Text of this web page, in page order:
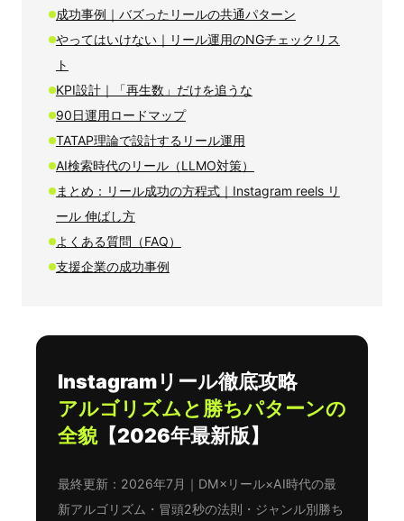
成功事例｜バズったリールの共通パターン
やってはいけない｜リール運用のNGチェックリス
ト
KPI設計｜「再生数」だけを追うな
90日運用ロードマップ
TATAP理論で設計するリール運用
AI検索時代のリール（LLMO対策）
まとめ：リール成功の方程式｜Instagram reels リ
ール 伸ばし方
よくある質問（FAQ）
支援企業の成功事例
Instagramリール徹底攻略
アルゴリズムと勝ちパターンの
全貌【2026年最新版】
最終更新：2026年7月｜DM×リール×AI時代の最
新アルゴリズム・冒頭2秒の法則・ジャンル別勝ち